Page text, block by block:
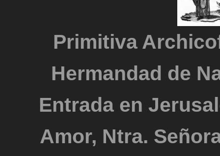
Primitiva
Hermandad de
Entrada en
Amor, Ntra.